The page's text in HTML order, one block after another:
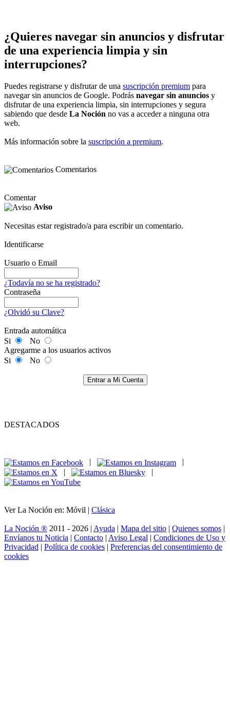
¿Quieres navegar sin anuncios y disfrutar
de una experiencia limpia y sin
interrupciones?
Puedes registrarse y disfrutar de una suscripción premium para
navegar sin anuncios de Google. Podrás navegar sin anuncios y
disfrutar de una experiencia limpia, sin interrupciones y segura
sabiendo que desde La Noción no vas a acceder a ninguna otra
web.
Más información sobre la suscripción a premium.
Comentarios
Comentar
Aviso
Necesitas estar registrado/a para escribir un comentario.
Identificarse
Usuario o Email
¿Todavía no se ha registrado?
Contraseña
¿Olvidó su Clave?
Entrada automática
Si
No
Agregarme a los usuarios activos
Si
No
Entrar a Mi Cuenta
DESTACADOS
|
|
Ver La Noción en: Móvil | Clásica
La Noción ® 2011 - 2026 | Ayuda | Mapa del sitio | Quienes somos |
Envíanos tu Noticia | Contacto | Aviso Legal | Condiciones de Uso y
Privacidad | Política de cookies | Preferencias del consentimiento de
cookies